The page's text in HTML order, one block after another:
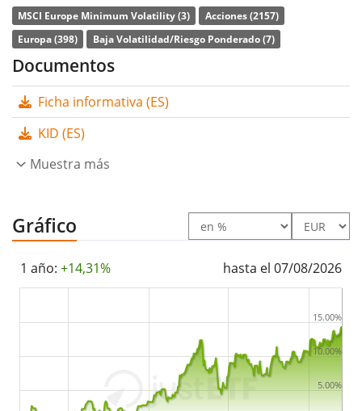
Laratio de gastos totales(TER) del ETF es del
p.a.. El iShares Edge MSCI Europe Minimum Volatility
UCITS ETF es el ETF más grande que sigue el índice
rentabilidad del índice subyacente comprando una
selección de los componentes más relevantes del
acumulany se reinvierten en el ETF.
El iShares Edge MSCI Europe Minimum Volatility UCITS
ETF es un ETF grande con
886m Euro de activos
y estádomiciliado en Irlanda
MSCI Europe Minimum Volatility (3)
Acciones (2157)
Europa (398)
Baja Volatilidad/Riesgo Ponderado (7)
Documentos
Ficha informativa (ES)
KID (ES)
Muestra más
Gráfico
1 año: +14,31% hasta el 07/08/2026
5.00%
10.00%
15.00%